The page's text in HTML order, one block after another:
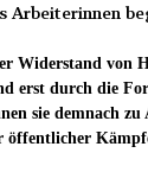
Arbeiterinnen
Widerstand von
erst durch die
sie demnach zu
öffentlicher